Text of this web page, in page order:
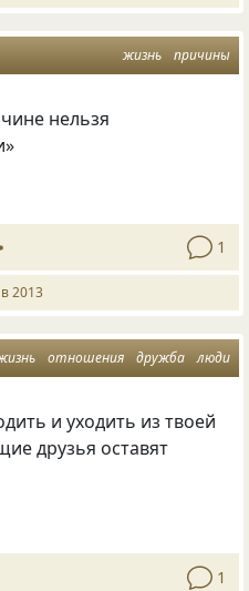
жизнь причины
нельзя
1
2013
отношения дружба люди
и уходить из твоей
друзья оставят
1